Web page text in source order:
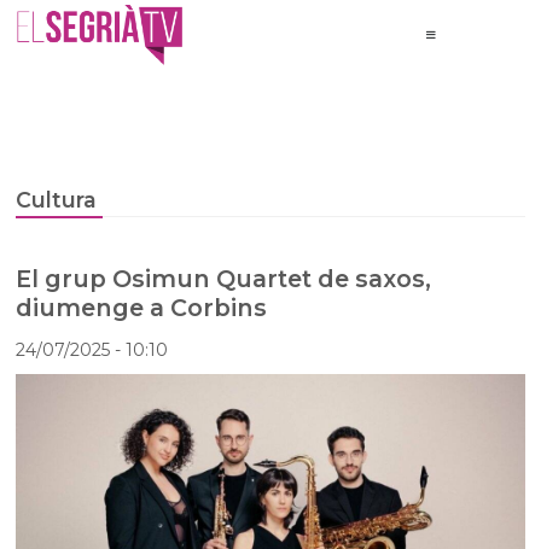
Cultura
El grup Osimun Quartet de saxos,
diumenge a Corbins
24/07/2025- 10:10